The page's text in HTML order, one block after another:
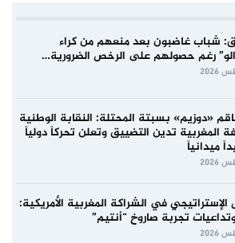
شباب غاضبون بعد منعهم من كراء
رغم حصولهم على الرخص الضرورية…
«دوزيم» بسبتة المحتلة: النقابة الوطنية
المغربية تدين التضييق وتعلن تحركاً دولياً
ميدانياً
الإستراتيجي في الشراكة المغربية الأمريكية:
تجربة صاروخ “أنتيم”